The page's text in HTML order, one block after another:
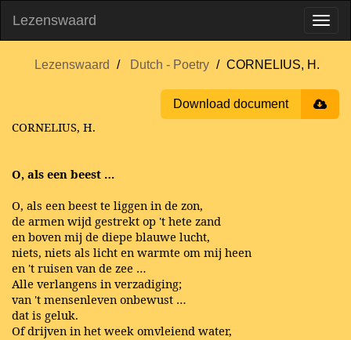
Lezenswaard
Lezenswaard Dutch - Poetry CORNELIUS, H.
Download document
CORNELIUS, H.
O, als een beest …
O, als een beest te liggen in de zon,
de armen wijd gestrekt op 't hete zand
en boven mij de diepe blauwe lucht,
niets, niets als licht en warmte om mij heen
en 't ruisen van de zee …
Alle verlangens in verzadiging;
van 't mensenleven onbewust …
dat is geluk.
Of drijven in het week omvleiend water,